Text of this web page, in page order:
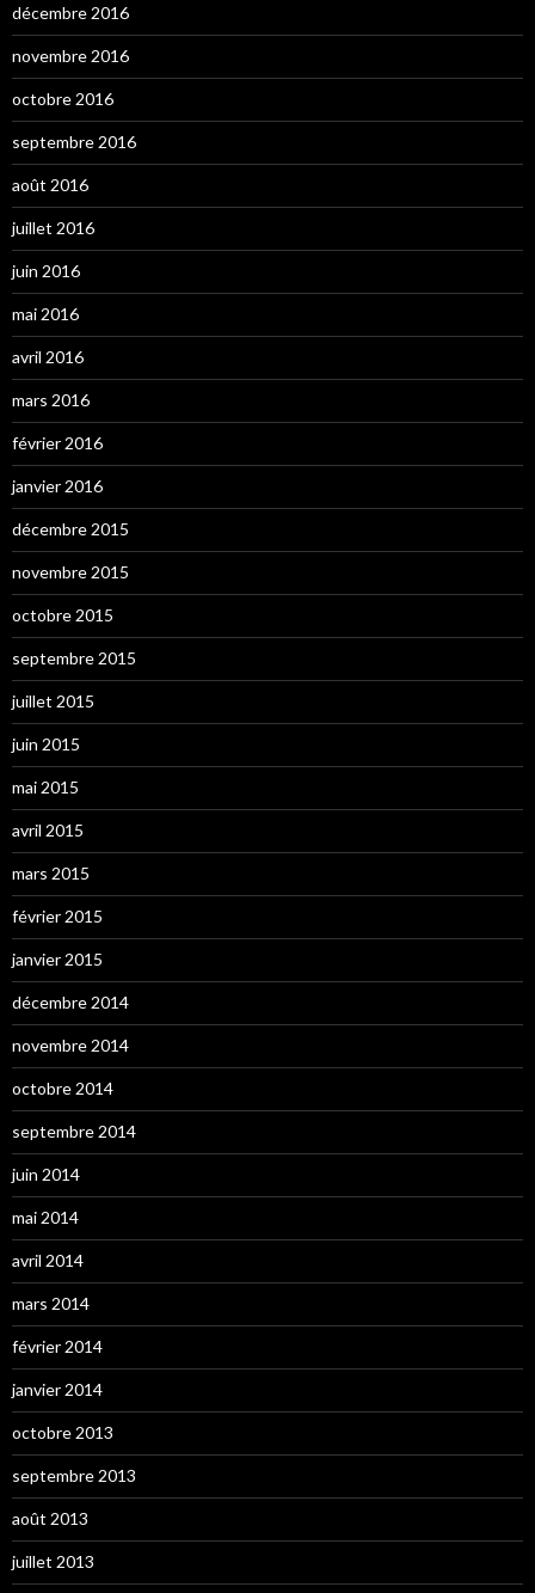
décembre 2016
novembre 2016
octobre 2016
septembre 2016
août 2016
juillet 2016
juin 2016
mai 2016
avril 2016
mars 2016
février 2016
janvier 2016
décembre 2015
novembre 2015
octobre 2015
septembre 2015
juillet 2015
juin 2015
mai 2015
avril 2015
mars 2015
février 2015
janvier 2015
décembre 2014
novembre 2014
octobre 2014
septembre 2014
juin 2014
mai 2014
avril 2014
mars 2014
février 2014
janvier 2014
octobre 2013
septembre 2013
août 2013
juillet 2013